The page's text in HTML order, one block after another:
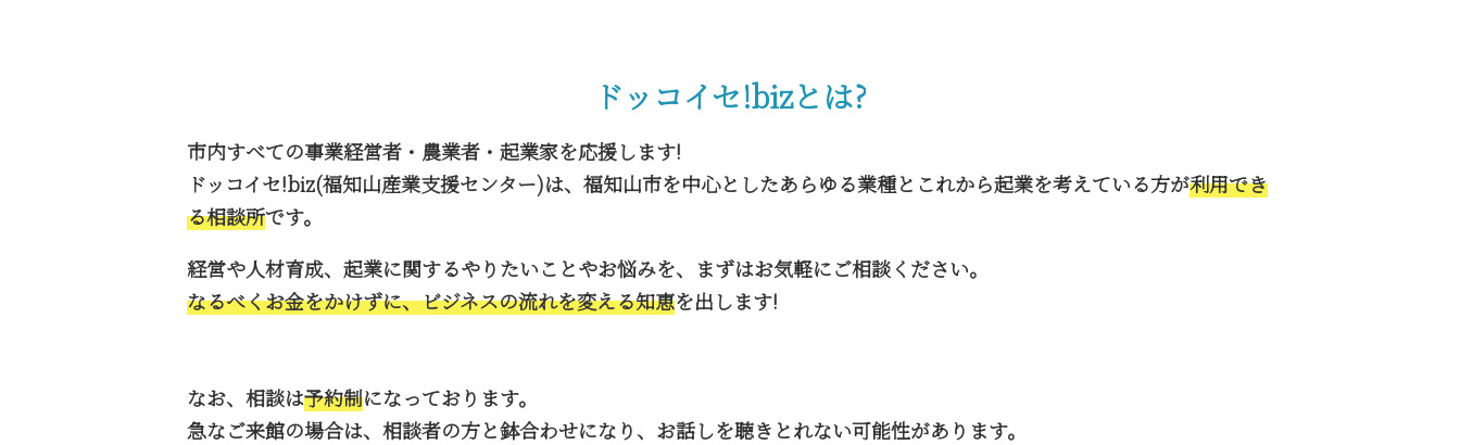
ドッコイセ!bizとは?
市内すべての事業経営者・農業者・起業家を応援します!
ドッコイセ!biz(福知山産業支援センター)は、福知山市を中心としたあらゆる業種とこれから起業を考えている方が利用でき
る相談所です。
経営や人材育成、起業に関するやりたいことやお悩みを、まずはお気軽にご相談ください。
なるべくお金をかけずに、ビジネスの流れを変える知恵を出します!
なお、相談は予約制になっております。
急なご来館の場合は、相談者の方と鉢合わせになり、お話しを聴きとれない可能性があります。